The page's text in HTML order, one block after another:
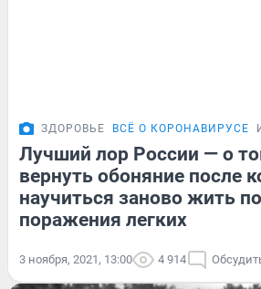
ЗДОРОВЬЕ ВСЁ О КОРОНАВИРУСЕ
Лучший лор России — о
вернуть обоняние после
научиться заново жить
поражения легких
3 ноября, 2021, 13:00 4 914